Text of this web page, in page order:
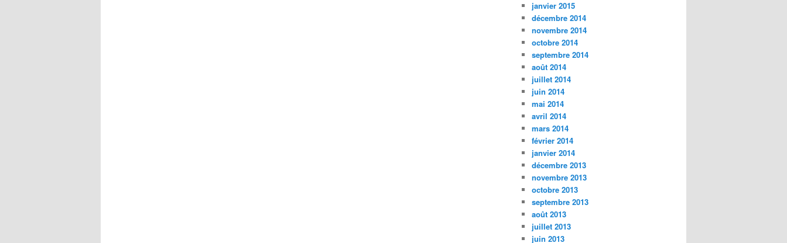
janvier 2015
décembre 2014
novembre 2014
octobre 2014
septembre 2014
août 2014
juillet 2014
juin 2014
mai 2014
avril 2014
mars 2014
février 2014
janvier 2014
décembre 2013
novembre 2013
octobre 2013
septembre 2013
août 2013
juillet 2013
juin 2013